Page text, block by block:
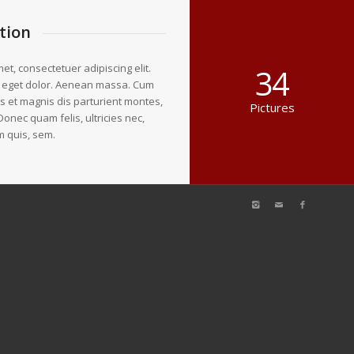
consectetuer adipiscing elit.
dolor. Aenean massa. Cum
et magnis dis parturient montes,
quam felis, ultricies nec,
quis, sem.
34
Pictures